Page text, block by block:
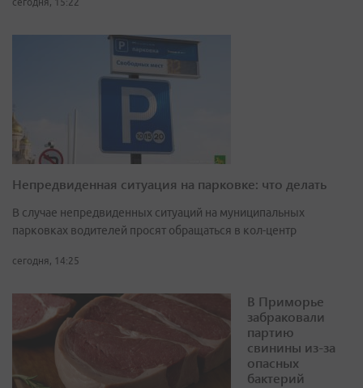
сегодня, 15:22
Непредвиденная ситуация на парковке: что делать
В случае непредвиденных ситуаций на муниципальных
парковках водителей просят обращаться в кол-центр
сегодня, 14:25
В Приморье
забраковали
партию
свинины из-за
опасных
бактерий